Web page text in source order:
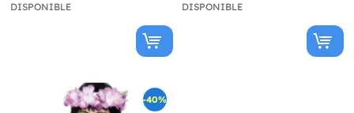
DISPONIBLE DISPONIBLE
-40%